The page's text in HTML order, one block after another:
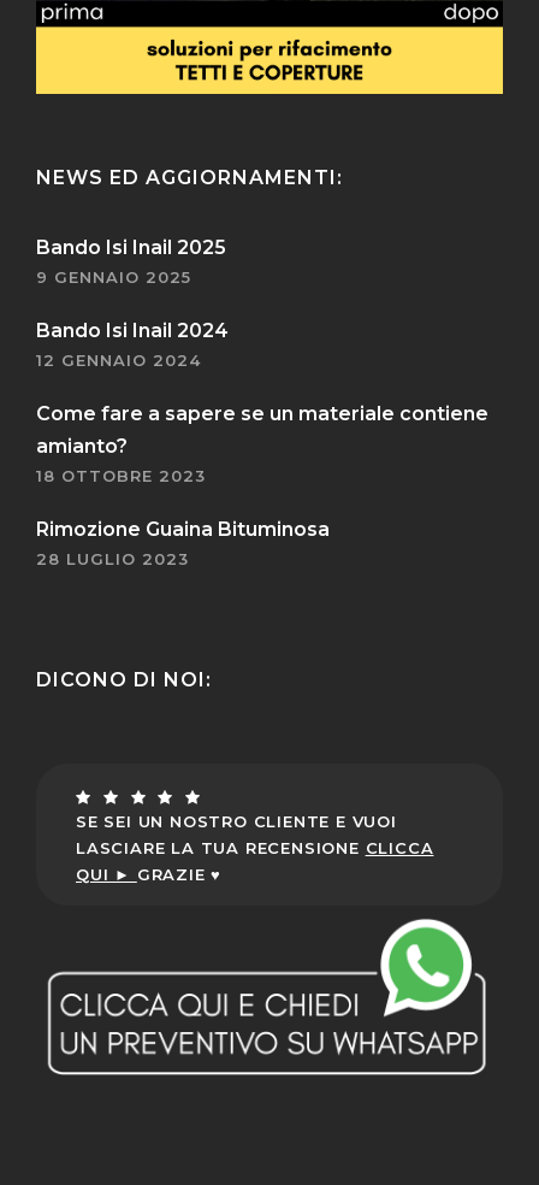
NEWS ED AGGIORNAMENTI:
Bando Isi Inail 2025
9 GENNAIO 2025
Bando Isi Inail 2024
12 GENNAIO 2024
Come fare a sapere se un materiale contiene
amianto?
18 OTTOBRE 2023
Rimozione Guaina Bituminosa
28 LUGLIO 2023
DICONO DI NOI:
SE SEI UN NOSTRO CLIENTE E VUOI
LASCIARE LA TUA RECENSIONE CLICCA
QUI ► GRAZIE ♥